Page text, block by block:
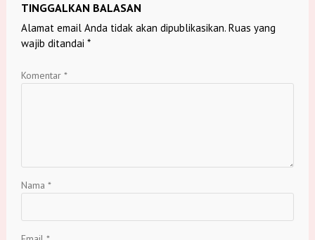
TINGGALKAN BALASAN
Alamat email Anda tidak akan dipublikasikan. Ruas yang
wajib ditandai *
Komentar *
Nama *